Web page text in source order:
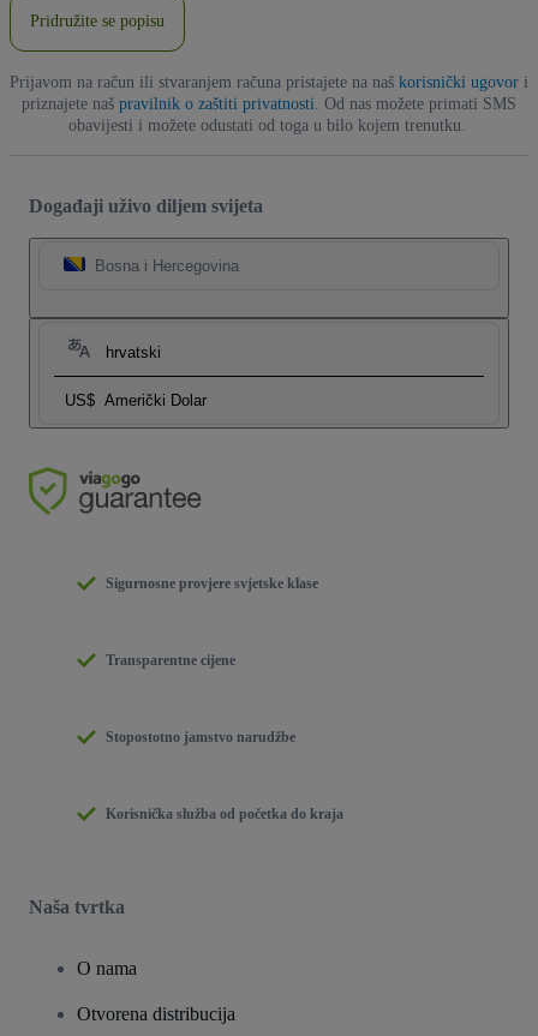
Pridružite se popisu
Prijavom na račun ili stvaranjem računa pristajete na naš korisnički ugovor i
priznajete naš pravilnik o zaštiti privatnosti. Od nas možete primati SMS
obavijesti i možete odustati od toga u bilo kojem trenutku.
Događaji uživo diljem svijeta
Bosna i Hercegovina
hrvatski
US$ Američki Dolar
Sigurnosne provjere svjetske klase
Transparentne cijene
Stopostotno jamstvo narudžbe
Korisnička služba od početka do kraja
Naša tvrtka
O nama
Otvorena distribucija